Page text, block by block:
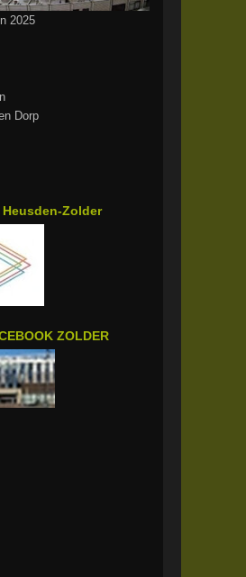
2025
Dorp
Heusden-Zolder
ZOLDER